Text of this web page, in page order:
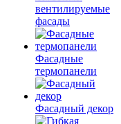
вентилируемые
фасады
Фасадные
термопанели
Фасадный декор